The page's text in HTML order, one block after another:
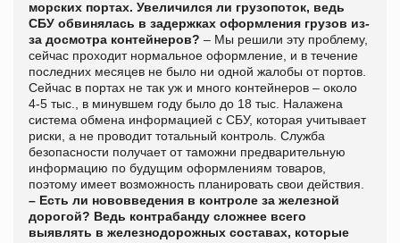
морских портах. Увеличился ли грузопоток, ведь
СБУ обвинялась в задержках оформления грузов из-
за досмотра контейнеров? – Мы решили эту проблему,
сейчас проходит нормальное оформление, и в течение
последних месяцев не было ни одной жалобы от портов.
Сейчас в портах не так уж и много контейнеров – около
4-5 тыс., в минувшем году было до 18 тыс. Налажена
система обмена информацией с СБУ, которая учитывает
риски, а не проводит тотальный контроль. Служба
безопасности получает от таможни предварительную
информацию по будущим оформлениям товаров,
поэтому имеет возможность планировать свои действия.
– Есть ли нововведения в контроле за железной
дорогой? Ведь контрабанду сложнее всего
выявлять в железнодорожных составах, которые